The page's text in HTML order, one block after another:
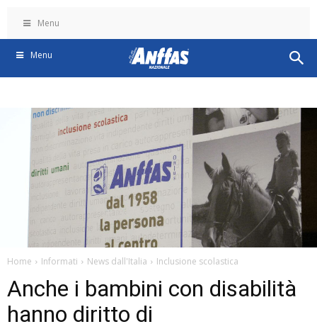
Menu
Menu
Home Informati News dall'Italia Inclusione scolastica
Anche i bambini con disabilità
hanno diritto di